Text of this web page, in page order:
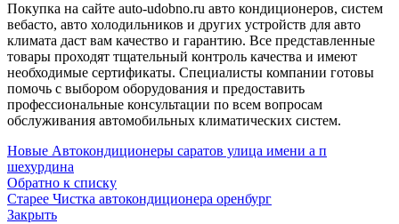
Покупка на сайте auto-udobno.ru авто кондиционеров, систем
вебасто, авто холодильников и других устройств для авто
климата даст вам качество и гарантию. Все представленные
товары проходят тщательный контроль качества и имеют
необходимые сертификаты. Специалисты компании готовы
помочь с выбором оборудования и предоставить
профессиональные консультации по всем вопросам
обслуживания автомобильных климатических систем.
Новые Автокондиционеры саратов улица имени а п
шехурдина
Обратно к списку
Старее Чистка автокондиционера оренбург
Закрыть